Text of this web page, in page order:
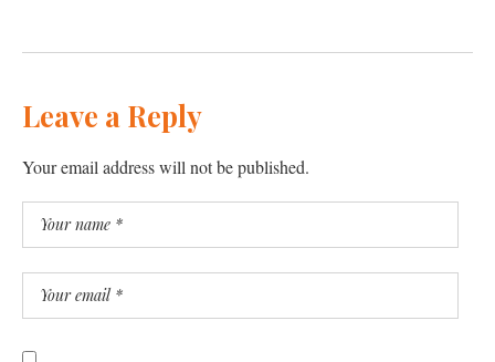
Leave a Reply
Your email address will not be published.